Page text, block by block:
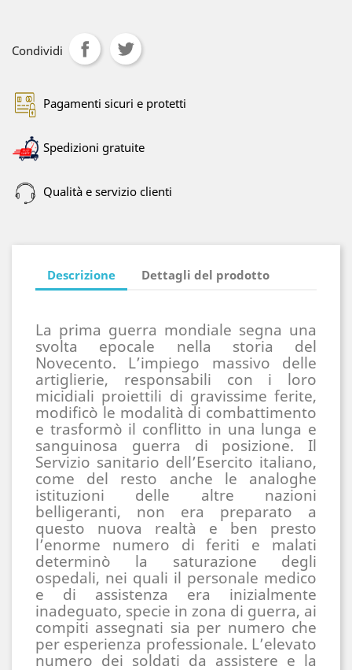
Condividi
Pagamenti sicuri e protetti
Spedizioni gratuite
Qualità e servizio clienti
Descrizione Dettagli del prodotto
La prima guerra mondiale segna una
svolta epocale nella storia del
Novecento. L’impiego massivo delle
artiglierie, responsabili con i loro
micidiali proiettili di gravissime ferite,
modificò le modalità di combattimento
e trasformò il conflitto in una lunga e
sanguinosa guerra di posizione. Il
Servizio sanitario dell’Esercito italiano,
come del resto anche le analoghe
istituzioni delle altre nazioni
belligeranti, non era preparato a
questo nuova realtà e ben presto
l’enorme numero di feriti e malati
determinò la saturazione degli
ospedali, nei quali il personale medico
e di assistenza era inizialmente
inadeguato, specie in zona di guerra, ai
compiti assegnati sia per numero che
per esperienza professionale. L’elevato
numero dei soldati da assistere e la